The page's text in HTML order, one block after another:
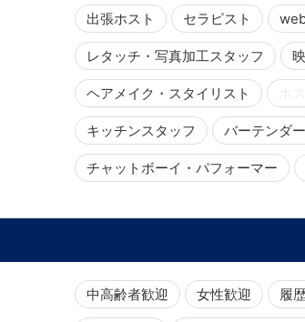
出張ホスト セラピスト
レタッチ・写真加工スタッフ
ヘアメイク・スタイリスト
キッチンスタッフ バーテンダー
チャットボーイ・パフォーマー
中高齢者歓迎 女性歓迎 履